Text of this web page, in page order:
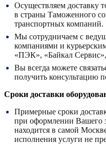
Осуществляем доставку
в страны Таможенного
транспортных компаний.
Мы сотрудничаем с
компаниями и
«ПЭК», «Байкал
Вы всегда можете
получить консультацию
Сроки доставки
Примерные сроки
при оформлении Вашего
находится в самой
исполнения услуги не